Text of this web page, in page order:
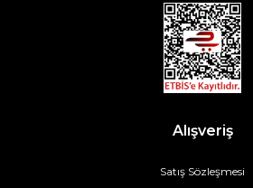
Alışveriş
Satış Sözleşmesi